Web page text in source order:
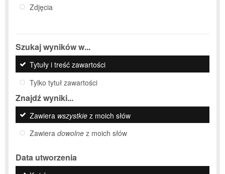
Zdjęcia
Szukaj wyników w...
Tytuły i treść zawartości
Tylko tytuł zawartości
Znajdź wyniki...
Zawiera wszystkie z moich słów
Zawiera dowolne z moich słów
Data utworzenia